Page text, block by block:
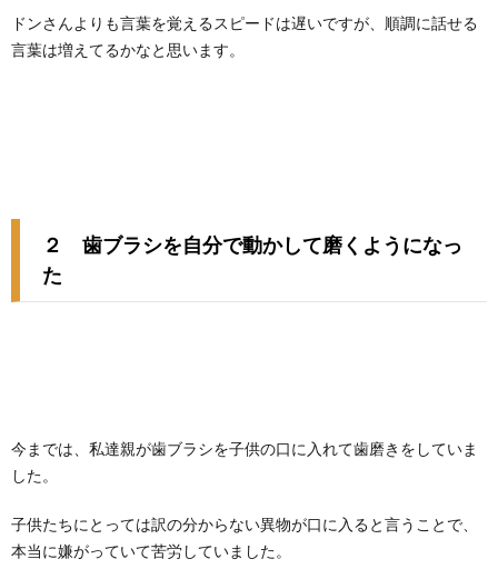
ドンさんよりも言葉を覚えるスピードは遅いですが、順調に話せる
言葉は増えてるかなと思います。
２ 歯ブラシを自分で動かして磨くようになっ
た
今までは、私達親が歯ブラシを子供の口に入れて歯磨きをしていま
した。
子供たちにとっては訳の分からない異物が口に入ると言うことで、
本当に嫌がっていて苦労していました。